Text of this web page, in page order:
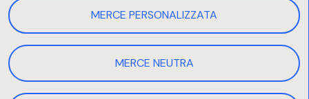
MERCE PERSONALIZZATA
MERCE NEUTRA